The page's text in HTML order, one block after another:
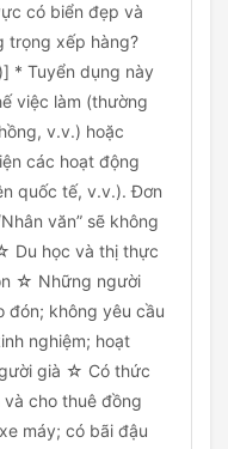
có biển đẹp và
trọng xếp hàng?
* Tuyển dụng này
việc làm (thường
v.v.) hoặc
các hoạt động
quốc tế, v.v.). Đơn
văn” sẽ không
Du học và thị thực
☆ Những người
đón; không yêu cầu
nghiệm; hoạt
già ☆ Có thức
và cho thuê đồng
máy; có bãi đậu